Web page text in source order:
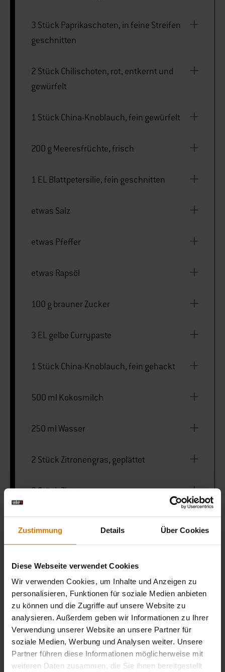
Zustimmung Details Über Cookies
Diese Webseite verwendet Cookies
Wir verwenden Cookies, um Inhalte und Anzeigen zu
personalisieren, Funktionen für soziale Medien anbieten
zu können und die Zugriffe auf unsere Website zu
analysieren. Außerdem geben wir Informationen zu Ihrer
Verwendung unserer Website an unsere Partner für
soziale Medien, Werbung und Analysen weiter. Unsere
Partner führen diese Informationen möglicherweise mit
weiteren Daten zusammen, die Sie ihnen bereitgestellt
3 Stück Paprikaschoten, in feine Streifen
geschnitten
2 Stück Chilischoten, rot, entkernt und
gewürfelt
1 Stück China-Knoblauch, fein gewürfelt
200 g Meeresfrüchte, frisch
1 EL Blattpetersilie, fein geschnitten
etwas Salz
etwas Pfeffer
etwas Rapsöl
100 g brauner Zucker
3 EL gelbe Currypaste
1 Stück China-Knoblauch, fein gehackt
500 ml Kokosmilch
250 ml Wasser
2 Stück Zitronengras, geplättet
2 Stück Zimtstangen
1 g Safran
10 ml Reisessig
LISTE DRUCKEN